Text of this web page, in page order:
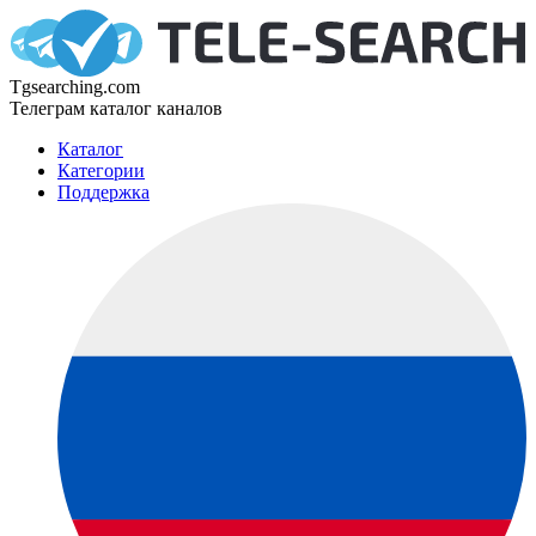
Tgsearching.com
Телеграм каталог каналов
Каталог
Категории
Поддержка